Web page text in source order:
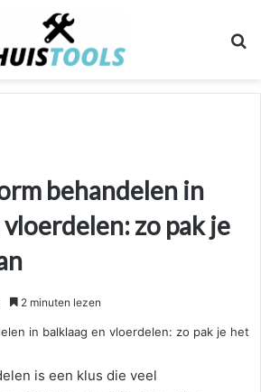
behandelen in
zo pak je
2 minuten lezen
is een klus die veel